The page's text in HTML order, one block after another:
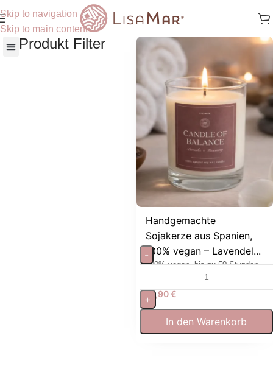
Skip to navigation
Skip to main content
Produkt Filter
Handgemachte
Sojakerze aus Spanien,
100% vegan – Lavendel...
100% vegan, bis zu 50 Stunden
19,90€
-
+
In den Warenkorb